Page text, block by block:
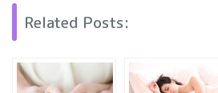
Related Posts: